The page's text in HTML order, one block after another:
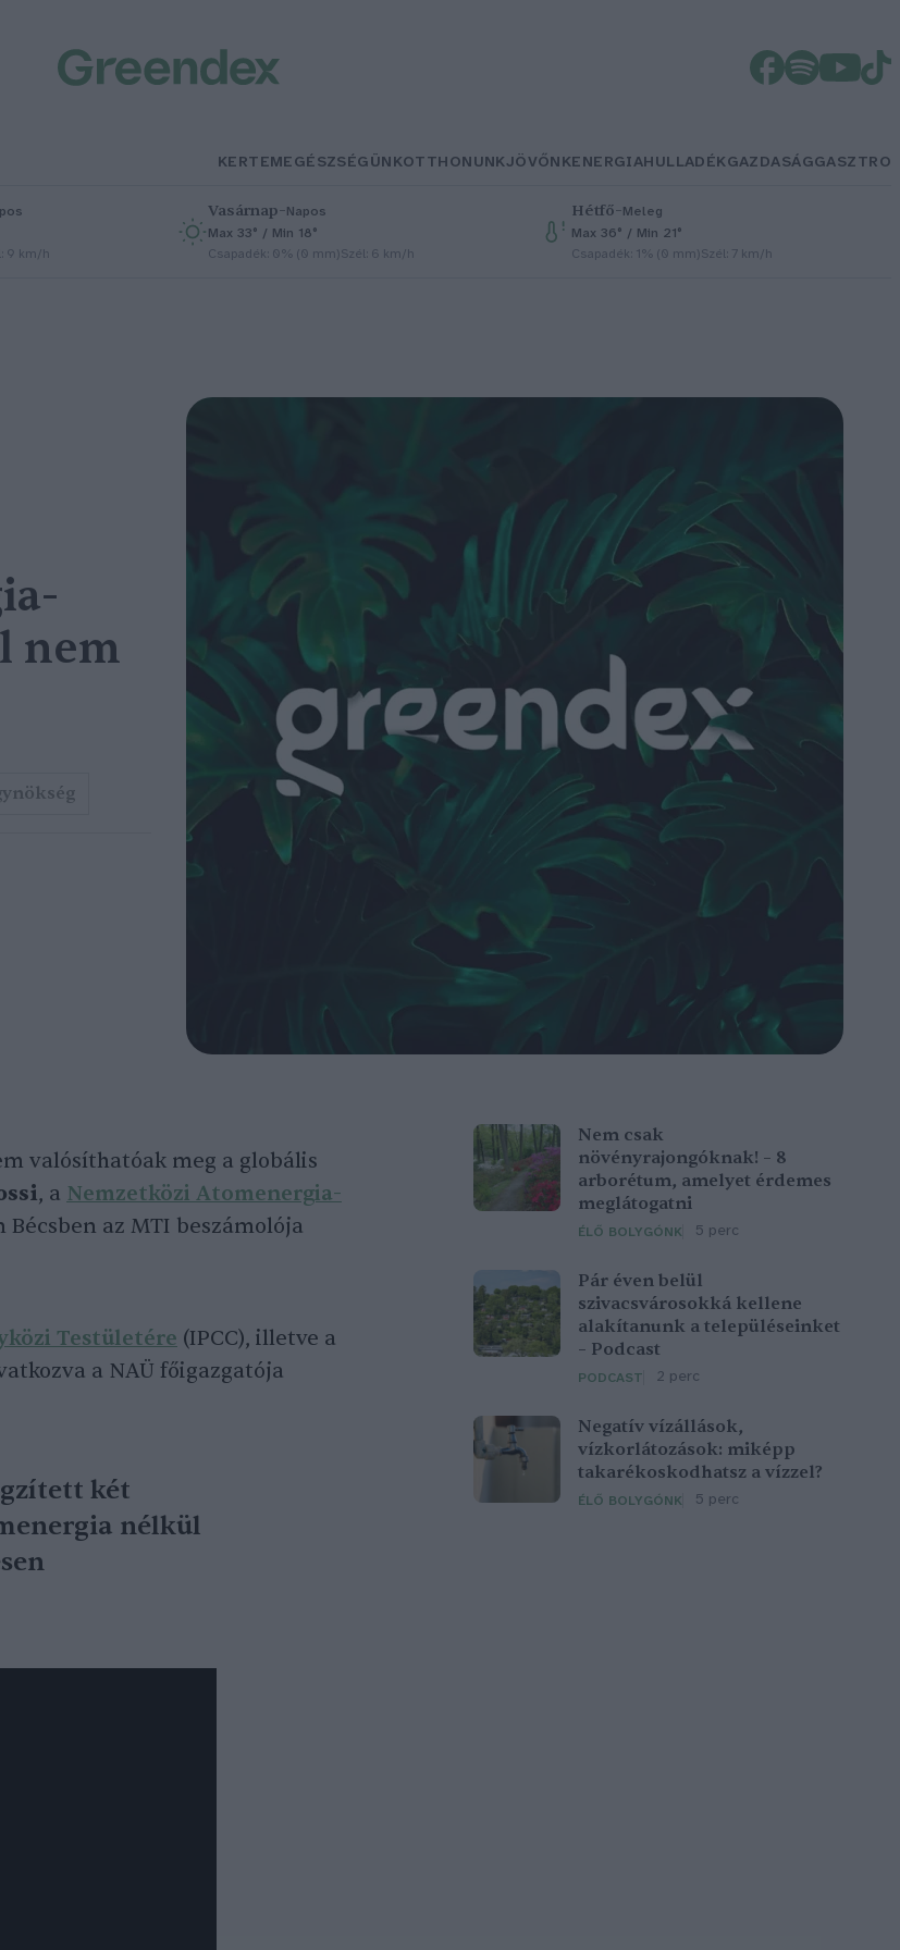
KERTEMEGÉSZSÉGÜNKOTTHONUNKJÖVŐNKENERGIAHULLADÉKGAZDASÁGGASZTRO
9 km/h
Vasárnap–Napos
Max 33° / Min 18°
Csapadék: 0% (0 mm)Szél: 6 km/h
Hétfő–Meleg
Max 36° / Min 21°
Csapadék: 1% (0 mm)Szél: 7 km/h
nem
valósíthatóak meg a globális
, a Nemzetközi Atomenergia-
az MTI beszámolója
Testületére (IPCC), illetve a
a NAÜ főigazgatója
két
nélkül
Nem csak
növényrajongóknak! – 8
arborétum, amelyet érdemes
meglátogatni
ÉLŐ BOLYGÓNK 5 perc
Pár éven belül
szivacsvárosokká kellene
alakítanunk a településeinket
– Podcast
PODCAST 2 perc
Negatív vízállások,
vízkorlátozások: miképp
takarékoskodhatsz a vízzel?
ÉLŐ BOLYGÓNK 5 perc